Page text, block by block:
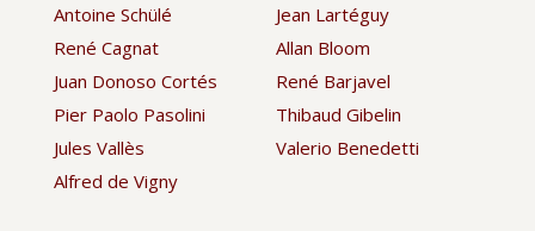
Antoine Schülé
René Cagnat
Juan Donoso Cortés
Pier Paolo Pasolini
Jules Vallès
Alfred de Vigny
Jean Lartéguy
Allan Bloom
René Barjavel
Thibaud Gibelin
Valerio Benedetti